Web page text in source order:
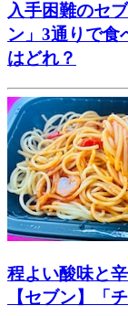
入手困難のセ
ン」3通りで食
はどれ？
程よい酸味と
【セブン】「